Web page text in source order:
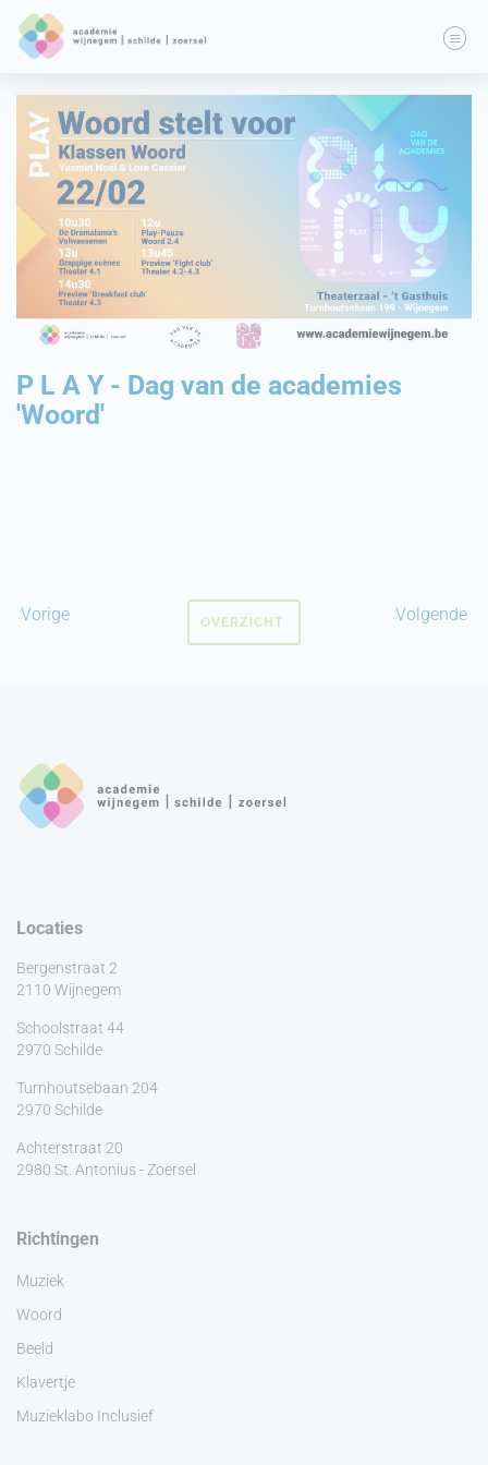
P L A Y - Dag van de academies
'Woord'
Vorige Volgende
OVERZICHT
Locaties
Bergenstraat 2
2110 Wijnegem
Schoolstraat 44
2970 Schilde
Turnhoutsebaan 204
2970 Schilde
Achterstraat 20
2980 St. Antonius - Zoersel
Richtingen
Muziek
Woord
Beeld
Klavertje
Muzieklabo Inclusief